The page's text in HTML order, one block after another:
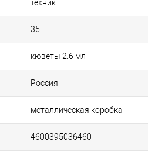
техник
35
кюветы 2.6 мл
Россия
металлическая коробка
4600395036460